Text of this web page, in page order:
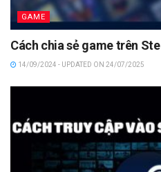
GAME
Cách chia sẻ game trên
14/09/2024 - UPDATED ON 24/07/2025